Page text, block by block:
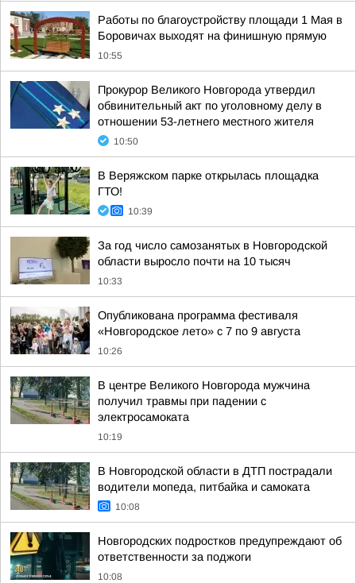
Работы по благоустройству площади 1 Мая в
Боровичах выходят на финишную прямую
10:55
Прокурор Великого Новгорода утвердил
обвинительный акт по уголовному делу в
отношении 53-летнего местного жителя
10:50
В Веряжском парке открылась площадка
ГТО!
10:39
За год число самозанятых в Новгородской
области выросло почти на 10 тысяч
10:33
Опубликована программа фестиваля
«Новгородское лето» с 7 по 9 августа
10:26
В центре Великого Новгорода мужчина
получил травмы при падении с
электросамоката
10:19
В Новгородской области в ДТП пострадали
водители мопеда, питбайка и самоката
10:08
Новгородских подростков предупреждают об
ответственности за поджоги
10:08